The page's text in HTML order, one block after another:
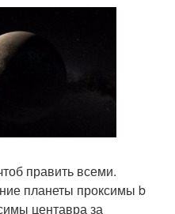
править всеми.
планеты проксимы b
центавра за